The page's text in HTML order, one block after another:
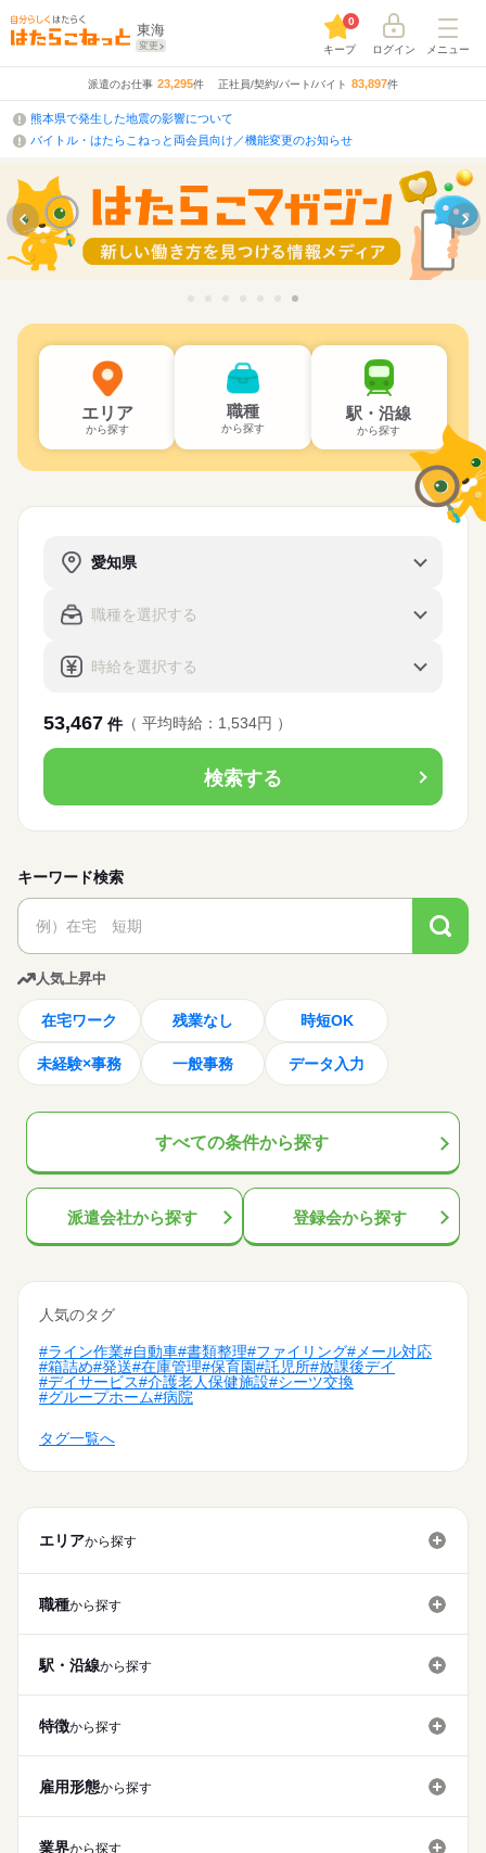
変更
東海
キープ
0
ログイン メニュー
派遣のお仕事 23,295件 正社員/契約/パート/バイト 83,897件
熊本県で発生した地震の影響について
バイトル・はたらこねっと両会員向け／機能変更のお知らせ
エリア
から探す
職種
から探す
駅・沿線
から探す
53,467 件 （ 平均時給：1,534円 ）
検索する
キーワード検索
人気上昇中
在宅ワーク 残業なし 時短OK
未経験×事務 一般事務 データ入力
すべての条件から探す
派遣会社から探す 登録会から探す
人気のタグ
#ライン作業#自動車#書類整理#ファイリング#メール対応
#箱詰め#発送#在庫管理#保育園#託児所#放課後デイ
#デイサービス#介護老人保健施設#シーツ交換
#グループホーム#病院
タグ一覧へ
エリアから探す
職種から探す
駅・沿線から探す
特徴から探す
雇用形態から探す
業界から探す